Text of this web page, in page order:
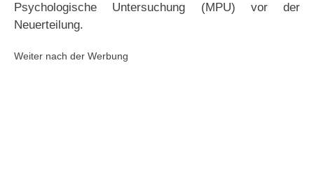
Psychologische Untersuchung (MPU) vor der
Neuerteilung.
Weiter nach der Werbung